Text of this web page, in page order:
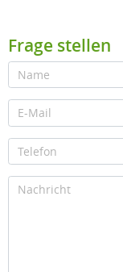
Frage stellen